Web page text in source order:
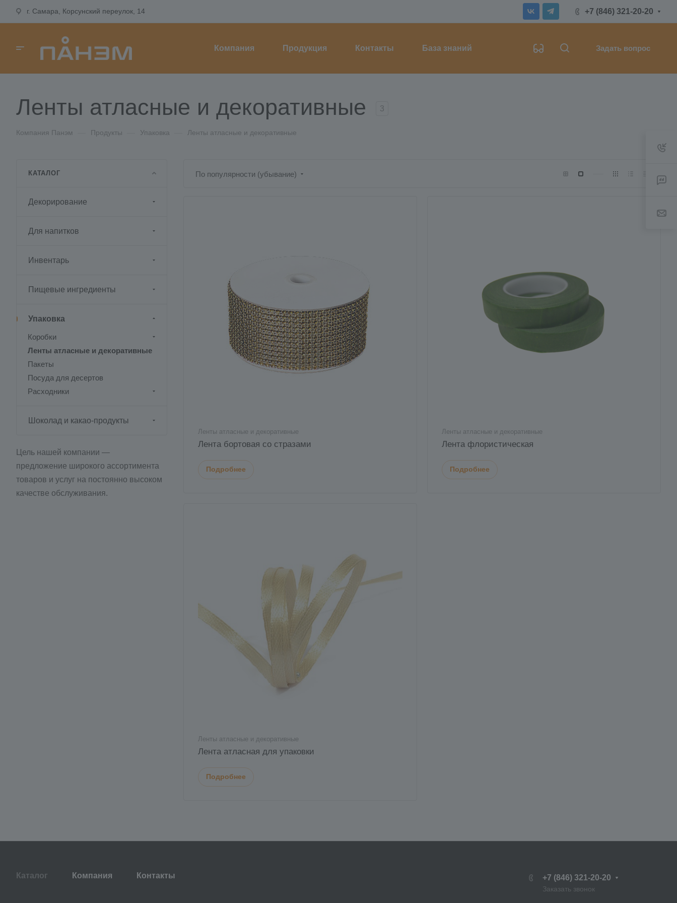
г. Самара, Корсунский переулок, 14 +7 (846) 321-20-20
Компания Продукция Контакты База знаний Задать вопрос
Ленты атласные и декоративные 3
Компания Панэм Продукты Упаковка Ленты атласные и декоративные
По популярности (убывание)
Ленты атласные и декоративные
Лента бортовая со стразами
Подробнее
Ленты атласные и декоративные
Лента флористическая
Подробнее
Ленты атласные и декоративные
Лента атласная для упаковки
Подробнее
КАТАЛОГ
Декорирование
Для напитков
Инвентарь
Пищевые ингредиенты
Упаковка
Коробки
Ленты атласные и декоративные
Пакеты
Посуда для десертов
Расходники
Шоколад и какао-продукты
Цель нашей компании —
предложение широкого ассортимента
товаров и услуг на постоянно высоком
качестве обслуживания.
Каталог Компания Контакты +7 (846) 321-20-20
Заказать звонок